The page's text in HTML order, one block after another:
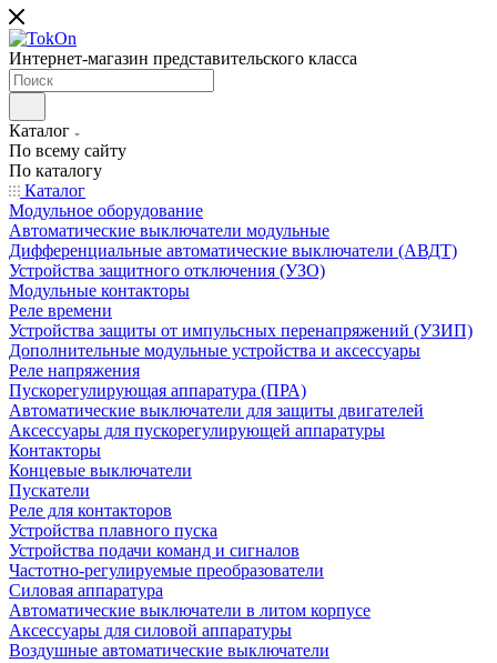
Интернет-магазин представительского класса
Каталог
По всему сайту
По каталогу
Каталог
Модульное оборудование
Автоматические выключатели модульные
Дифференциальные автоматические выключатели (АВДТ)
Устройства защитного отключения (УЗО)
Модульные контакторы
Реле времени
Устройства защиты от импульсных перенапряжений (УЗИП)
Дополнительные модульные устройства и аксессуары
Реле напряжения
Пускорегулирующая аппаратура (ПРА)
Автоматические выключатели для защиты двигателей
Аксессуары для пускорегулирующей аппаратуры
Контакторы
Концевые выключатели
Пускатели
Реле для контакторов
Устройства плавного пуска
Устройства подачи команд и сигналов
Частотно-регулируемые преобразователи
Силовая аппаратура
Автоматические выключатели в литом корпусе
Аксессуары для силовой аппаратуры
Воздушные автоматические выключатели